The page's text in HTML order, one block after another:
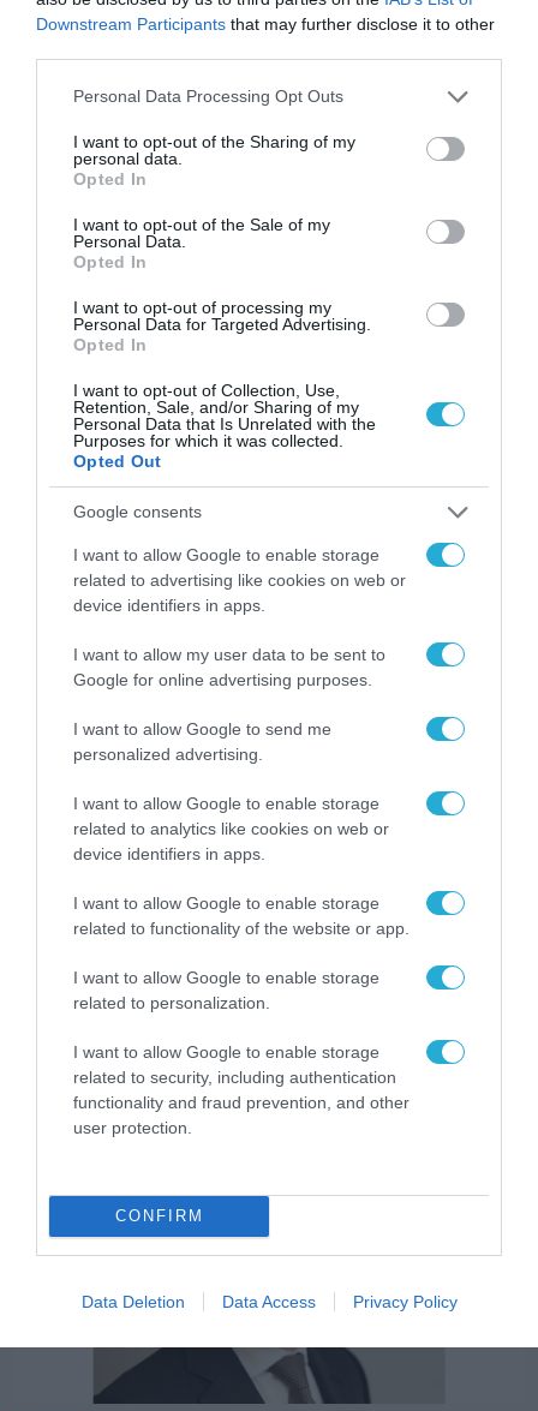
Downstream Participants that may further disclose it to other
Please note that this website/app uses one or more Google
not limited to your visit or usage behaviour. You may click to
grant or deny consent to Google and its third-party tags to
use your data for below specified purposes in below Google
consent section.
Personal Data Processing Opt Outs
I want to opt-out of the Sharing of my
personal data.
Opted In
I want to opt-out of the Sale of my
Personal Data.
Opted In
I want to opt-out of processing my
Personal Data for Targeted Advertising.
Opted In
I want to opt-out of Collection, Use,
Retention, Sale, and/or Sharing of my
Personal Data that Is Unrelated with the
Purposes for which it was collected.
Opted Out
Google consents
I want to allow Google to enable storage
related to advertising like cookies on web or
device identifiers in apps.
I want to allow my user data to be sent to
Google for online advertising purposes.
I want to allow Google to send me
personalized advertising.
I want to allow Google to enable storage
related to analytics like cookies on web or
device identifiers in apps.
I want to allow Google to enable storage
related to functionality of the website or app.
I want to allow Google to enable storage
related to personalization.
I want to allow Google to enable storage
related to security, including authentication
functionality and fraud prevention, and other
user protection.
CONFIRM
Data Deletion Data Access Privacy Policy
Η πιο ταξιδιάρικη
βαλίτσα του φετινού
καλοκαιριού έχει την
υπογραφή της Xiaomi
ΟΛΗ Η ΡΟΗ ΕΙΔΗΣΕΩΝ
ΕΠΙΧΕΙΡΗΣΕΙΣ
Η COSMOTE TELEKOM στους “Europe’s
Climate Leaders” των Financial Times για